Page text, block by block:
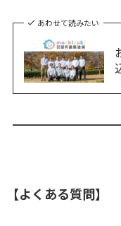
あわせて読みたい
【よくある質問】